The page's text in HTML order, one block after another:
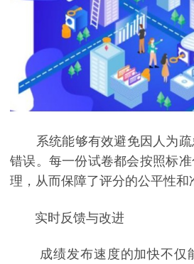
系统能够有效避免因人为疏
错误。每一份试卷都会按照标
理，从而保障了评分的公平性和
实时反馈与改进
成绩发布速度的加快不仅